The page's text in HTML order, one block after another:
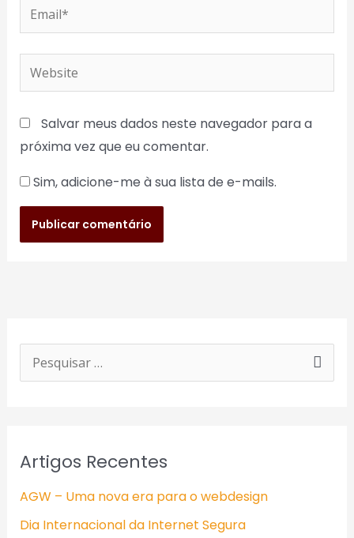
Email*
Website
Salvar meus dados neste navegador para a
próxima vez que eu comentar.
Sim, adicione-me à sua lista de e-mails.
u
s
Artigos Recentes
AGW – Uma nova era para o webdesign
Dia Internacional da Internet Segura